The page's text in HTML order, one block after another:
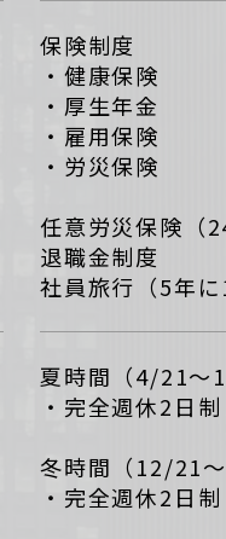
保険制度
・健康保険
・厚生年金
・雇用保険
・労災保険
任意労災保険（
退職金制度
社員旅行（5年に
夏時間（4/21～
・完全週休2日
冬時間（12/21～
・完全週休2日